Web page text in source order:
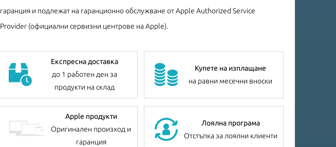
гаранция и подлежат на гаранционно обслужване от Apple Authorized Service
Provider (официални сервизни центрове на Apple).
Експресна доставка
до 1 работен ден за
продукти на склад
Купете на изплащане
на равни месечни вноски
Apple продукти
Оригинален произход и
гаранция
Лоялна програма
Отстъпка за лоялни клиенти